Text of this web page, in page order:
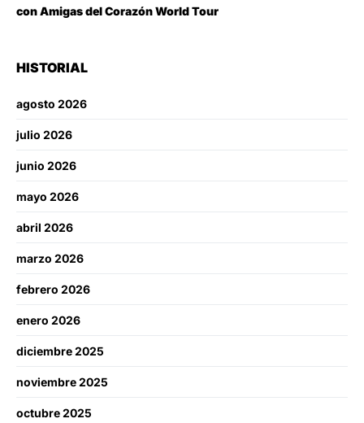
con Amigas del Corazón World Tour
HISTORIAL
agosto 2026
julio 2026
junio 2026
mayo 2026
abril 2026
marzo 2026
febrero 2026
enero 2026
diciembre 2025
noviembre 2025
octubre 2025